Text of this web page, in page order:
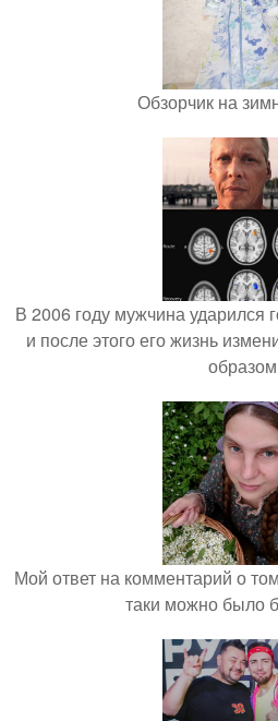
Обзорчик на
В 2006 году мужчина ударился
и после этого его жизнь
Мой ответ на комментарий о
таки можно было